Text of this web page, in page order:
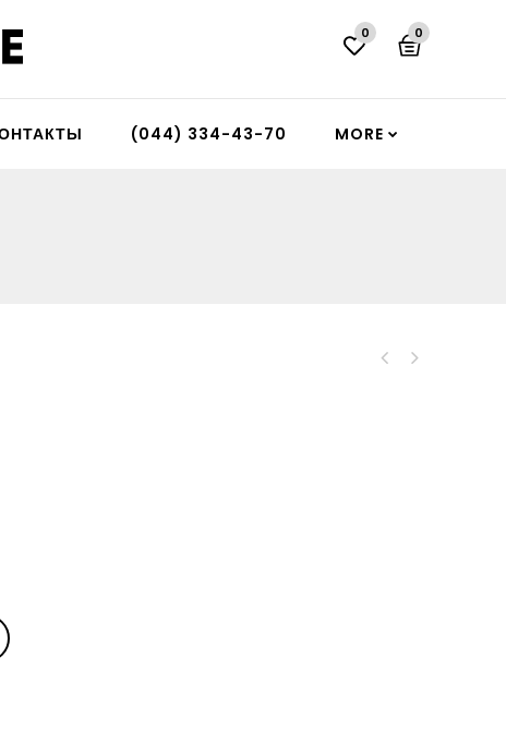
0 0
(044) 334-43-70 MORE